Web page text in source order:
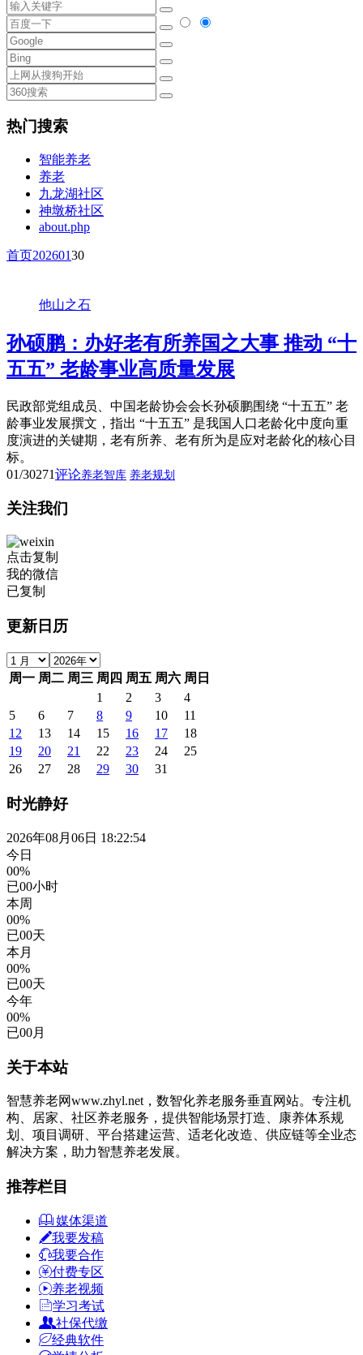
热门搜索
智能养老
养老
九龙湖社区
神墩桥社区
about.php
首页20260130
他山之石
孙硕鹏：办好老有所养国之大事 推动 “十
五五” 老龄事业高质量发展
民政部党组成员、中国老龄协会会长孙硕鹏围绕 “十五五” 老
龄事业发展撰文，指出 “十五五” 是我国人口老龄化中度向重
度演进的关键期，老有所养、老有所为是应对老龄化的核心目
标。
01/30271评论养老智库 养老规划
关注我们
点击复制
我的微信
已复制
更新日历
周一 周二 周三 周四 周五 周六 周日
1
2 3
4
5
6 7 8 9 10
11
12
13 14 15 16 17
18
19
20 21 22 23 24
25
26
27 28 29 30 31
时光静好
2026年08月06日 18:22:54
今日
00%
已00小时
本周
00%
已00天
本月
00%
已00天
今年
00%
已00月
关于本站
智慧养老网www.zhyl.net，数智化养老服务垂直网站。专注机
构、居家、社区养老服务，提供智能场景打造、康养体系规
划、项目调研、平台搭建运营、适老化改造、供应链等全业态
解决方案，助力智慧养老发展。
推荐栏目
媒体渠道
我要发稿
我要合作
付费专区
养老视频
学习考试
社保代缴
经典软件